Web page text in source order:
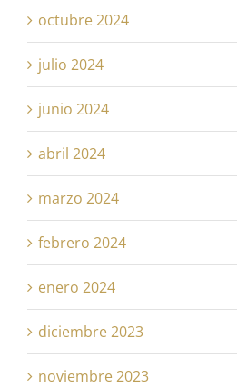
octubre 2024
julio 2024
junio 2024
abril 2024
marzo 2024
febrero 2024
enero 2024
diciembre 2023
noviembre 2023